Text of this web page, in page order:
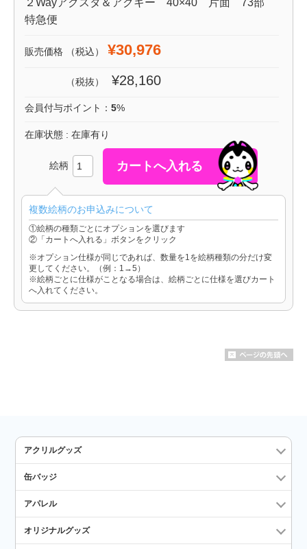
特急便
販売価格 （税込） ¥30,976
（税抜） ¥28,160
会員付与ポイント： 5%
在庫状態 : 在庫有り
絵柄
複数絵柄のお申込みについて
①絵柄の種類ごとにオプションを選びます
②「カートへ入れる」ボタンをクリック
※オプション仕様が同じであれば、数量を1を絵柄種類の分だけ変
更してください。（例：1→5）
※絵柄ごとに仕様がことなる場合は、絵柄ごとに仕様を選びカート
へ入れてください。
アクリルグッズ
缶バッジ
アパレル
オリジナルグッズ